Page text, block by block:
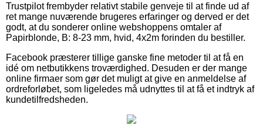
Trustpilot frembyder relativt stabile genveje til at finde ud af
ret mange nuværende brugeres erfaringer og derved er det
godt, at du sonderer online webshoppens omtaler af
Papirblonde, B: 8-23 mm, hvid, 4x2m forinden du bestiller.
Facebook præsterer tillige ganske fine metoder til at få en
idé om netbutikkens troværdighed. Desuden er der mange
online firmaer som gør det muligt at give en anmeldelse af
ordreforløbet, som ligeledes må udnyttes til at få et indtryk af
kundetilfredsheden.